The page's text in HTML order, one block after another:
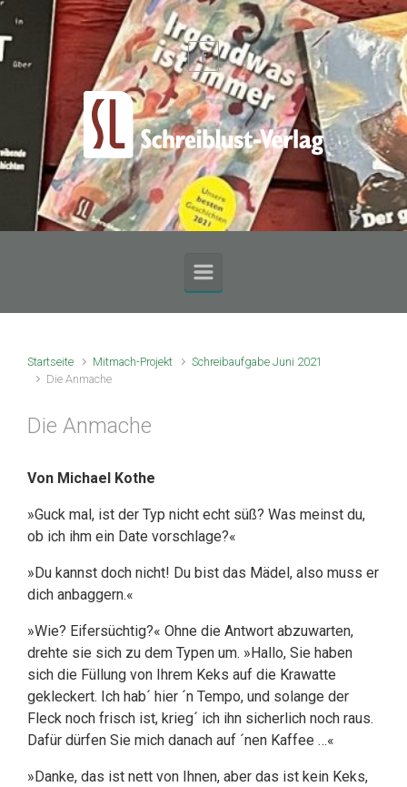
Zum Hauptinhalt springen
Startseite Mitmach-Projekt
Schreibaufgabe Juni 2021
Die Anmache
Die Anmache
Von Michael Kothe
»Guck mal, ist der Typ nicht echt süß? Was meinst du,
ob ich ihm ein Date vorschlage?«
»Du kannst doch nicht! Du bist das Mädel, also muss er
dich anbaggern.«
»Wie? Eifersüchtig?« Ohne die Antwort abzuwarten,
drehte sie sich zu dem Typen um. »Hallo, Sie haben
sich die Füllung von Ihrem Keks auf die Krawatte
gekleckert. Ich hab´ hier ´n Tempo, und solange der
Fleck noch frisch ist, krieg´ ich ihn sicherlich noch raus.
Dafür dürfen Sie mich danach auf ´nen Kaffee …«
»Danke, das ist nett von Ihnen, aber das ist kein Keks,